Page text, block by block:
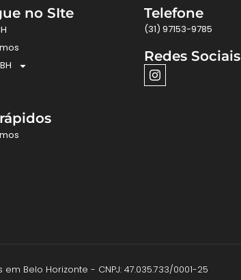
no SIte Telefone
(31) 97153-9785
Redes Sociais
Belo Horizonte - CNPJ: 47.035.733/0001-25